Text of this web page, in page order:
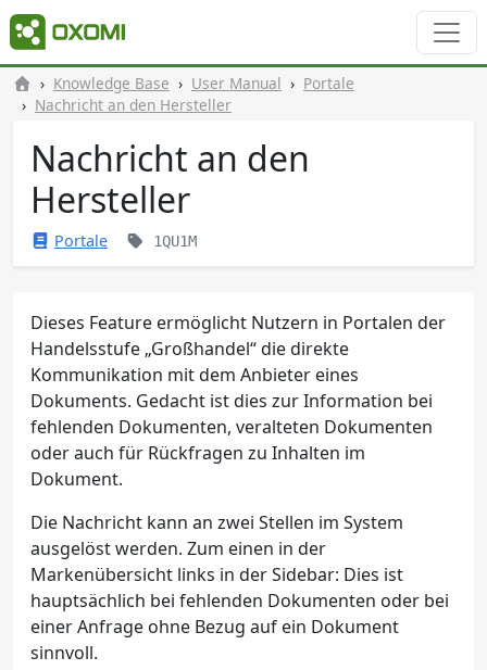
Knowledge Base User Manual
Portale
Nachricht an den Hersteller
Nachricht an den
Hersteller
Portale 1QU1M
Dieses Feature ermöglicht Nutzern in Portalen der
Handelsstufe „Großhandel“ die direkte
Kommunikation mit dem Anbieter eines
Dokuments. Gedacht ist dies zur Information bei
fehlenden Dokumenten, veralteten Dokumenten
oder auch für Rückfragen zu Inhalten im
Dokument.
Die Nachricht kann an zwei Stellen im System
ausgelöst werden. Zum einen in der
Markenübersicht links in der Sidebar: Dies ist
hauptsächlich bei fehlenden Dokumenten oder bei
einer Anfrage ohne Bezug auf ein Dokument
sinnvoll.